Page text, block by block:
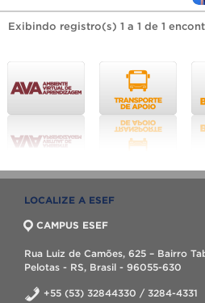
Exibindo registro(s) 1 a 1 de 1
LOCALIZE A ESEF
CAMPUS ESEF
Rua Luiz de Camões, 625 – Bairro
Pelotas - RS, Brasil - 96055-630
+55 (53) 32844330 / 3284-4331